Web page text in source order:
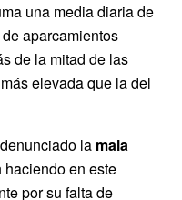
una media diaria de
aparcamientos
de la mitad de las
elevada que la del
la mala
en este
por su falta de